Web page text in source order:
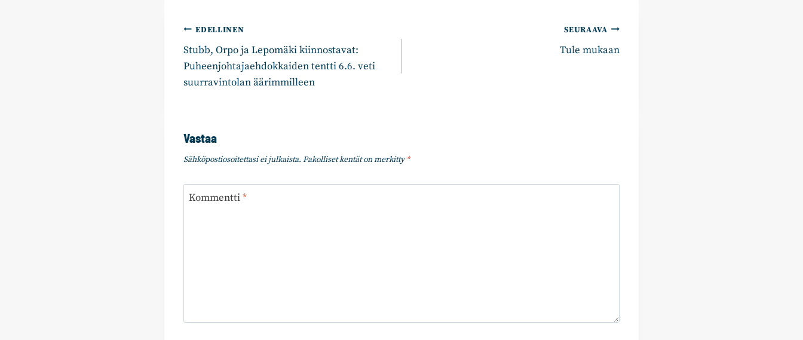
Artikkelien
selaus
EDELLINEN
Stubb, Orpo ja Lepomäki kiinnostavat:
Puheenjohtajaehdokkaiden tentti 6.6. veti
suurravintolan äärimmilleen
SEURAAVA
Tule mukaan
Vastaa
Sähköpostiosoitettasi ei julkaista. Pakolliset kentät on merkitty*
Kommentti*